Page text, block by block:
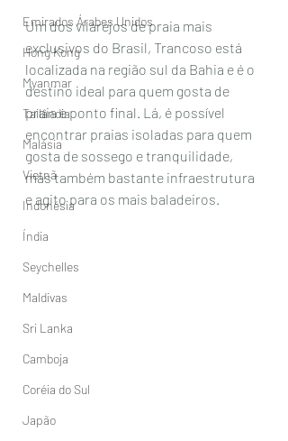
Emirados Árabes Unidos
Hong Kong
Myanmar
Tailândia
Malásia
Vietnã
Indonésia
Índia
Seychelles
Maldivas
Sri Lanka
Camboja
Coréia do Sul
Japão
Um dos vilarejos de praia mais
exclusivos do Brasil, Trancoso está
localizada na região sul da Bahia e é o
destino ideal para quem gosta de
praia e ponto final. Lá, é possível
encontrar praias isoladas para quem
gosta de sossego e tranquilidade,
mas também bastante infraestrutura
e agito para os mais baladeiros.